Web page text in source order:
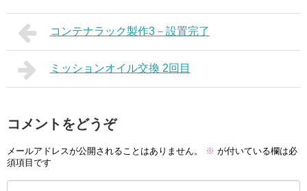
コンテナラック製作3－設置完了
ミッションオイル交換 2回目
コメントをどうぞ
メールアドレスが公開されることはありません。 ※ が付いている欄は必
須項目です